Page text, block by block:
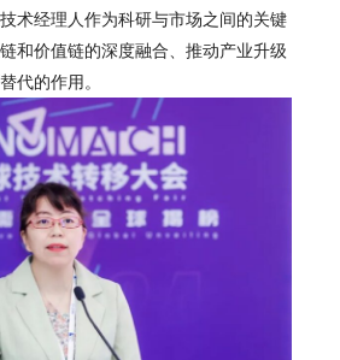
术经理人作为科研与市场之间的关键
和价值链的深度融合、推动产业升级
代的作用。